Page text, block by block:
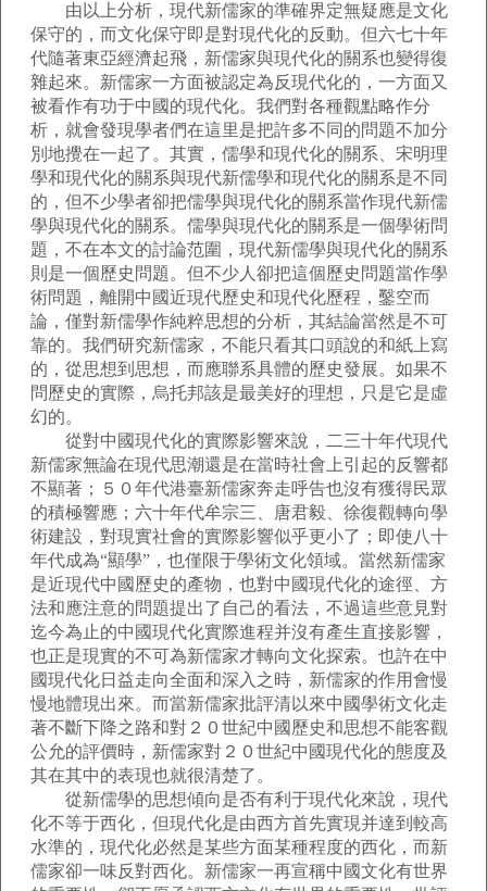
由以上分析，現代新儒家的準確界定無疑應是文化
保守的，而文化保守即是對現代化的反動。但六七十年
代隨著東亞經濟起飛，新儒家與現代化的關系也變得復
雜起來。新儒家一方面被認定為反現代化的，一方面又
被看作有功于中國的現代化。我們對各種觀點略作分
析，就會發現學者們在這里是把許多不同的問題不加分
別地攪在一起了。其實，儒學和現代化的關系、宋明理
學和現代化的關系與現代新儒學和現代化的關系是不同
的，但不少學者卻把儒學與現代化的關系當作現代新儒
學與現代化的關系。儒學與現代化的關系是一個學術問
題，不在本文的討論范圍，現代新儒學與現代化的關系
則是一個歷史問題。但不少人卻把這個歷史問題當作學
術問題，離開中國近現代歷史和現代化歷程，鑿空而
論，僅對新儒學作純粹思想的分析，其結論當然是不可
靠的。我們研究新儒家，不能只看其口頭說的和紙上寫
的，從思想到思想，而應聯系具體的歷史發展。如果不
問歷史的實際，烏托邦該是最美好的理想，只是它是虛
幻的。
從對中國現代化的實際影響來說，二三十年代現代
新儒家無論在現代思潮還是在當時社會上引起的反響都
不顯著；５０年代港臺新儒家奔走呼告也沒有獲得民眾
的積極響應；六十年代牟宗三、唐君毅、徐復觀轉向學
術建設，對現實社會的實際影響似乎更小了；即使八十
年代成為“顯學”，也僅限于學術文化領域。當然新儒家
是近現代中國歷史的產物，也對中國現代化的途徑、方
法和應注意的問題提出了自己的看法，不過這些意見對
迄今為止的中國現代化實際進程并沒有產生直接影響，
也正是現實的不可為新儒家才轉向文化探索。也許在中
國現代化日益走向全面和深入之時，新儒家的作用會慢
慢地體現出來。而當新儒家批評清以來中國學術文化走
著不斷下降之路和對２０世紀中國歷史和思想不能客觀
公允的評價時，新儒家對２０世紀中國現代化的態度及
其在其中的表現也就很清楚了。
從新儒學的思想傾向是否有利于現代化來說，現代
化不等于西化，但現代化是由西方首先實現并達到較高
水準的，現代化必然是某些方面某種程度的西化，而新
儒家卻一味反對西化。新儒家一再宣稱中國文化有世界